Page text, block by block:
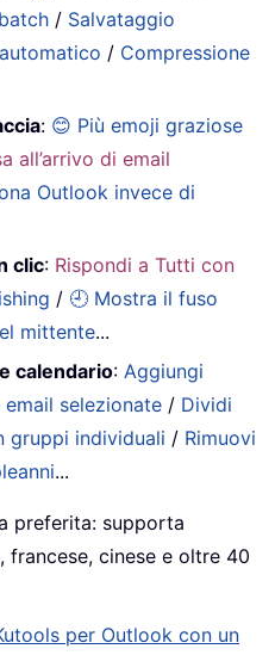
/ Salvataggio
/ Compressione
: 😊 Più emoji graziose
all’arrivo di email
Outlook invece di
clic: Rispondi a Tutti con
/ 🕘 Mostra il fuso
mittente...
calendario:Aggiungi
selezionate / Dividi
gruppi individuali / Rimuovi
...
preferita: supporta
francese, cinese e oltre 40
per Outlook con un